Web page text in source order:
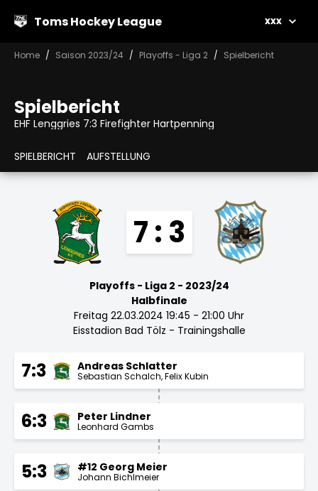
Toms Hockey League xxx
Home Saison 2023/24 Playoffs - Liga 2 Spielbericht
Spielbericht
EHF Lenggries 7:3 Firefighter Hartpenning
SPIELBERICHT AUFSTELLUNG
7 : 3
Playoffs - Liga 2 - 2023/24
Halbfinale
Freitag 22.03.2024 19:45 - 21:00 Uhr
Eisstadion Bad Tölz - Trainingshalle
7:3 Andreas Schlatter
Sebastian Schalch Felix Kubin
6:3 Peter Lindner
Leonhard Gambs
5:3 #12 Georg Meier
Johann Bichlmeier